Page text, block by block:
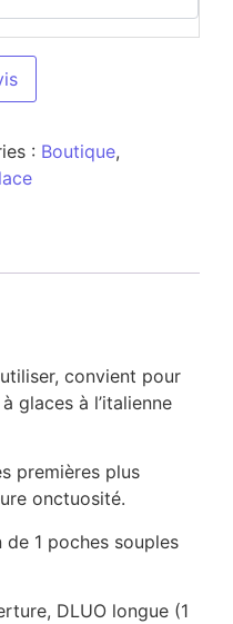
: Boutique,
convient pour
glaces à l’italienne
premières plus
onctuosité.
de 1 poches souples
DLUO longue (1